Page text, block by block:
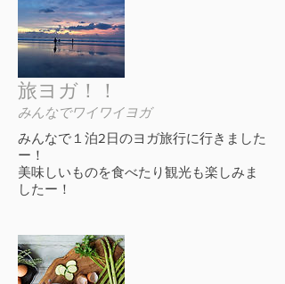
旅ヨガ！！
みんなでワイワイヨガ
みんなで１泊2日のヨガ旅行に行きました
ー！
美味しいものを食べたり観光も楽しみま
したー！